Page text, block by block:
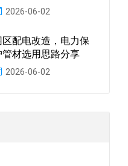
2026-06-02
区配电改造，电力保
管材选用思路分享
2026-06-02